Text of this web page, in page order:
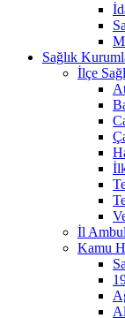
Sağlık
İlçe
İl
Kamu